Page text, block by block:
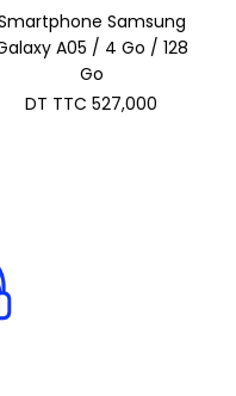
Samsung
A05 / 4 Go / 128
Go
DT TTC 527,000